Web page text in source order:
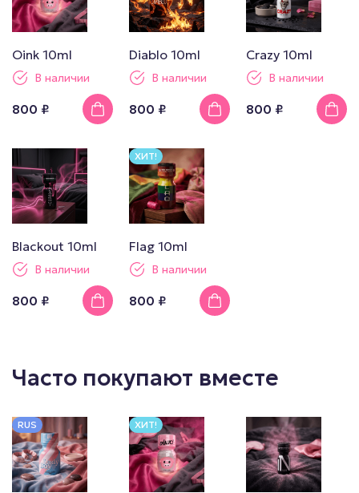
Oink 10ml
В наличии
800 ₽
Diablo 10ml
В наличии
800 ₽
Crazy 10ml
В наличии
800 ₽
Blackout 10ml
В наличии
800 ₽
ХИТ!
Flag 10ml
В наличии
800 ₽
Часто покупают вместе
RUS ХИТ!